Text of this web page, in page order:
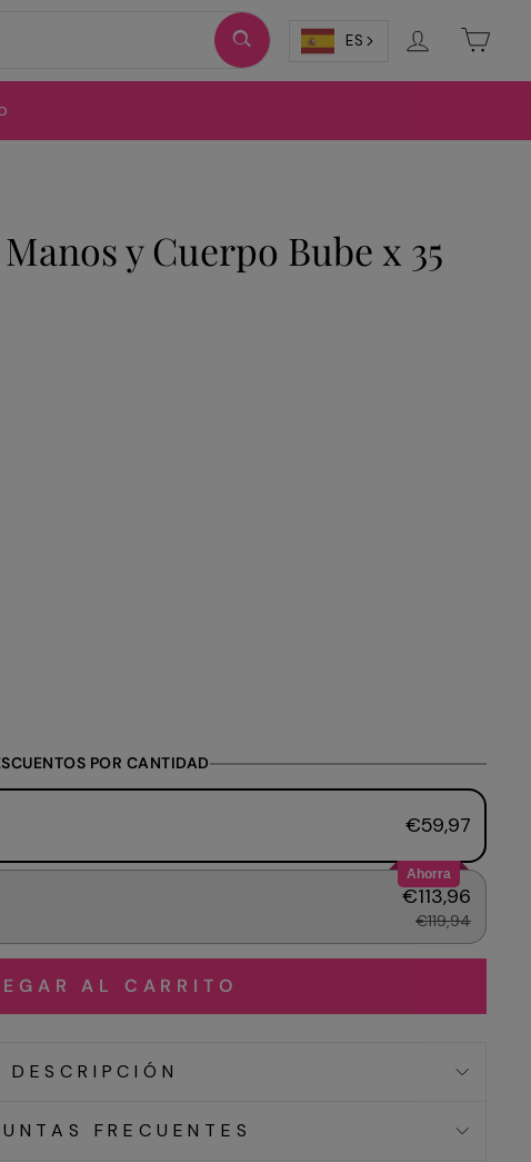
ES Ingresar
y Cuerpo Bube x 35
POR CANTIDAD
€59,97
Ahorra
€113,96
€119,94
AL CARRITO
DESCRIPCIÓN
FRECUENTES